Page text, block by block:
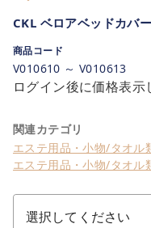
CKL ベロアベッドカバ
商品コード
V010610 ～ V010613
ログイン後に価格表示
関連カテゴリ
エステ用品・小物/タオル
エステ用品・小物/タオル